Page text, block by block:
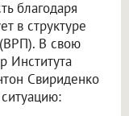
благодаря
в структуре
(ВРП). В свою
Института
Свириденко